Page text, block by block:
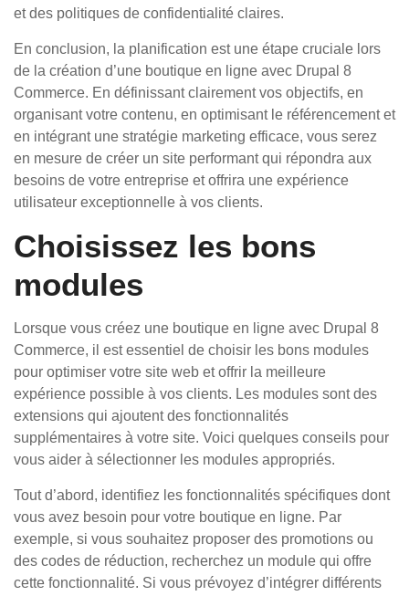
et des politiques de confidentialité claires.
En conclusion, la planification est une étape cruciale lors
de la création d’une boutique en ligne avec Drupal 8
Commerce. En définissant clairement vos objectifs, en
organisant votre contenu, en optimisant le référencement et
en intégrant une stratégie marketing efficace, vous serez
en mesure de créer un site performant qui répondra aux
besoins de votre entreprise et offrira une expérience
utilisateur exceptionnelle à vos clients.
Choisissez les bons
modules
Lorsque vous créez une boutique en ligne avec Drupal 8
Commerce, il est essentiel de choisir les bons modules
pour optimiser votre site web et offrir la meilleure
expérience possible à vos clients. Les modules sont des
extensions qui ajoutent des fonctionnalités
supplémentaires à votre site. Voici quelques conseils pour
vous aider à sélectionner les modules appropriés.
Tout d’abord, identifiez les fonctionnalités spécifiques dont
vous avez besoin pour votre boutique en ligne. Par
exemple, si vous souhaitez proposer des promotions ou
des codes de réduction, recherchez un module qui offre
cette fonctionnalité. Si vous prévoyez d’intégrer différents